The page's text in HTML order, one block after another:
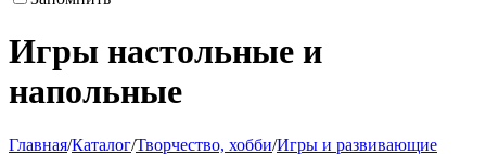
Игры настольные и
напольные
Главная/Каталог/Творчество, хобби/Игры и развивающие